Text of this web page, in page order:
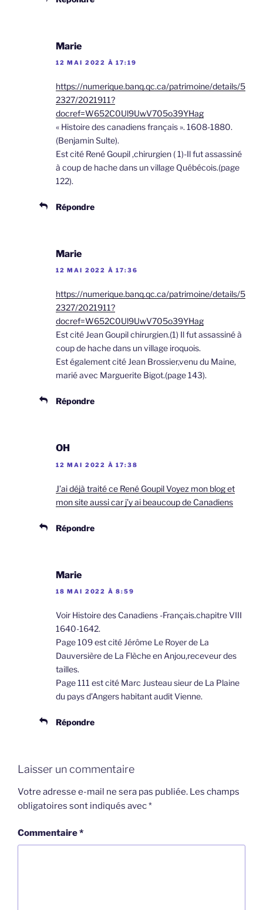
Marie
12 MAI 2022 À 17:19
https://numerique.banq.qc.ca/patrimoine/details/5
2327/2021911?
docref=W652C0Ul9UwV705o39YHag
« Histoire des canadiens français ». 1608-1880.
(Benjamin Sulte).
Est cité René Goupil ,chirurgien ( 1)-Il fut assassiné
à coup de hache dans un village Québécois.(page
122).
Répondre
Marie
12 MAI 2022 À 17:36
https://numerique.banq.qc.ca/patrimoine/details/5
2327/2021911?
docref=W652C0Ul9UwV705o39YHag
Est cité Jean Goupil chirurgien.(1) Il fut assassiné à
coup de hache dans un village iroquois.
Est également cité Jean Brossier,venu du Maine,
marié avec Marguerite Bigot.(page 143).
Répondre
OH
12 MAI 2022 À 17:38
J’ai déjà traité ce René Goupil Voyez mon blog et
mon site aussi car j’y ai beaucoup de Canadiens
Répondre
Marie
18 MAI 2022 À 8:59
Voir Histoire des Canadiens -Français.chapitre VIII
1640-1642.
Page 109 est cité Jérôme Le Royer de La
Dauversière de La Flèche en Anjou,receveur des
tailles.
Page 111 est cité Marc Justeau sieur de La Plaine
du pays d’Angers habitant audit Vienne.
Répondre
Laisser un commentaire
Votre adresse e-mail ne sera pas publiée. Les champs
obligatoires sont indiqués avec*
Commentaire*